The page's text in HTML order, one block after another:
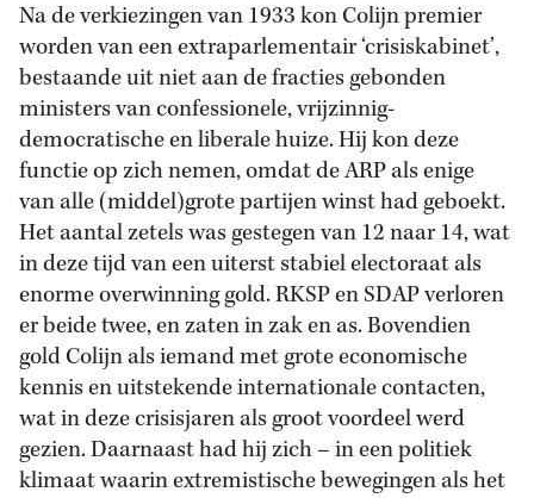
Na de verkiezingen van 1933 kon Colijn premier
worden van een extraparlementair ‘crisiskabinet’,
bestaande uit niet aan de fracties gebonden
ministers van confessionele, vrijzinnig-
democratische en liberale huize. Hij kon deze
functie op zich nemen, omdat de ARP als enige
van alle (middel)grote partijen winst had geboekt.
Het aantal zetels was gestegen van 12 naar 14, wat
in deze tijd van een uiterst stabiel electoraat als
enorme overwinning gold. RKSP en SDAP verloren
er beide twee, en zaten in zak en as. Bovendien
gold Colijn als iemand met grote economische
kennis en uitstekende internationale contacten,
wat in deze crisisjaren als groot voordeel werd
gezien. Daarnaast had hij zich – in een politiek
klimaat waarin extremistische bewegingen als het